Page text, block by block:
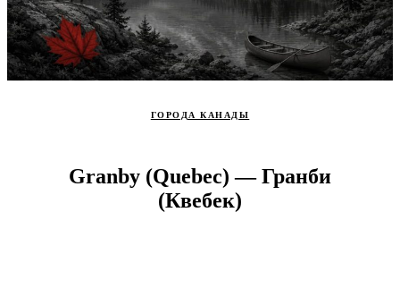
ГОРОДА КАНАДЫ
Granby (Quebec) — Гранби
(Квебек)